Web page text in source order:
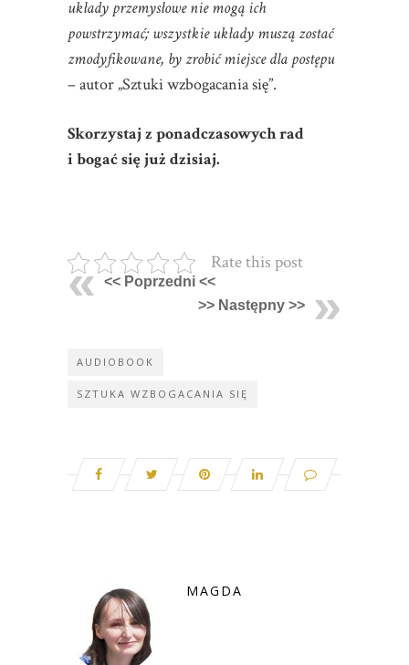
układy przemysłowe nie mogą ich
powstrzymać; wszystkie układy muszą zostać
zmodyfikowane, by zrobić miejsce dla postępu
– autor „Sztuki wzbogacania się”.
Skorzystaj z ponadczasowych rad
i bogać się już dzisiaj.
Rate this post
<< Poprzedni <<
>> Następny >>
AUDIOBOOK
SZTUKA WZBOGACANIA SIĘ
MAGDA